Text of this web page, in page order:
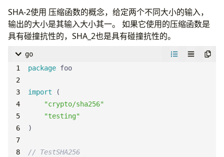
SHA-2使用 压缩函数的概念，给定两个不同大小的输入，
输出的大小是其输入大小其一。 如果它使用的压缩函数是
具有碰撞抗性的，SHA_2也是具有碰撞抗性的。
go
package foo
import
(
"crypto/sha256"
"testing"
)
// TestSHA256